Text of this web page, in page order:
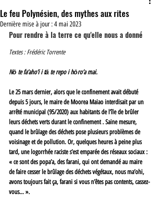
Le feu Polynésien, des mythes aux rites
Dernière mise à jour :4 mai 2023
Pour rendre à la terre ce qu'elle nous a donné
Textes : Frédéric Torrente
Nō te fa’aho’i i tā te repo i hōro’a mai.
Le 25 mars dernier, alors que le confinement avait débuté
depuis 5 jours, le maire de Moorea Maiao interdisait par un
arrêté municipal (95/2020) aux habitants de l’île de brûler
leurs déchets verts durant le confinement . Saine mesure,
quand le brûlage des déchets pose plusieurs problèmes de
voisinage et de pollution. Or, quelques heures à peine plus
tard, une logorrhée raciste s’est emparée des réseaux sociaux :
« ce sont des popa’a, des farani, qui ont demandé au maire
de faire cesser le brûlage des déchets végétaux, nous ma’ohi,
avons toujours fait ça, farani si vous n’êtes pas contents, cassez-
vous... ».